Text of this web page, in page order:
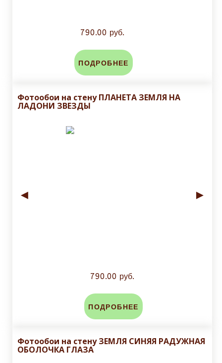
790.00 руб.
ПОДРОБНЕЕ
Фотообои на стену ПЛАНЕТА ЗЕМЛЯ НА
ЛАДОНИ ЗВЕЗДЫ
◄ ►
790.00 руб.
ПОДРОБНЕЕ
Фотообои на стену ЗЕМЛЯ СИНЯЯ РАДУЖНАЯ
ОБОЛОЧКА ГЛАЗА